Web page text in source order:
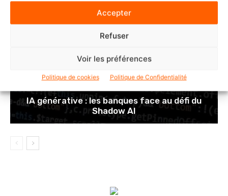
Accepter
Refuser
Voir les préférences
Politique de cookies Politique de Confidentialité
IA générative : les banques face au défi du
Shadow AI